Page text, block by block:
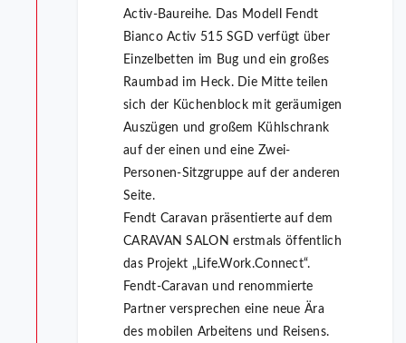
Activ-Baureihe. Das Modell Fendt
Bianco Activ 515 SGD verfügt über
Einzelbetten im Bug und ein großes
Raumbad im Heck. Die Mitte teilen
sich der Küchenblock mit geräumigen
Auszügen und großem Kühlschrank
auf der einen und eine Zwei-
Personen-Sitzgruppe auf der anderen
Seite.
Fendt Caravan präsentierte auf dem
CARAVAN SALON erstmals öffentlich
das Projekt „Life.Work.Connect“.
Fendt-Caravan und renommierte
Partner versprechen eine neue Ära
des mobilen Arbeitens und Reisens.